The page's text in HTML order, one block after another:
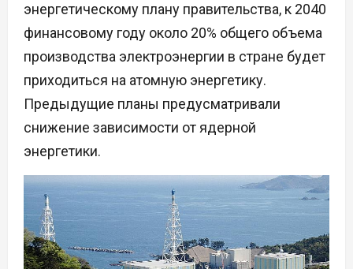
энергетическому плану правительства, к 2040
финансовому году около 20% общего объема
производства электроэнергии в стране будет
приходиться на атомную энергетику.
Предыдущие планы предусматривали
снижение зависимости от ядерной
энергетики.